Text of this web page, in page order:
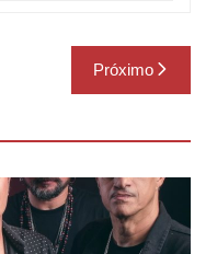
Próximo